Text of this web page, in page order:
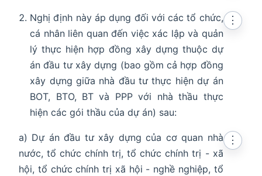
Nghị định này áp dụng đối với các tổ chức,
cá nhân liên quan đến việc xác lập và quản
lý thực hiện hợp đồng xây dựng thuộc dự
án đầu tư xây dựng (bao gồm cả hợp đồng
xây dựng giữa nhà đầu tư thực hiện dự án
BOT, BTO, BT và PPP với nhà thầu thực
hiện các gói thầu của dự án) sau:
⋮
a) Dự án đầu tư xây dựng của cơ quan nhà
nước, tổ chức chính trị, tổ chức chính trị - xã
hội, tổ chức chính trị xã hội - nghề nghiệp, tổ
⋮